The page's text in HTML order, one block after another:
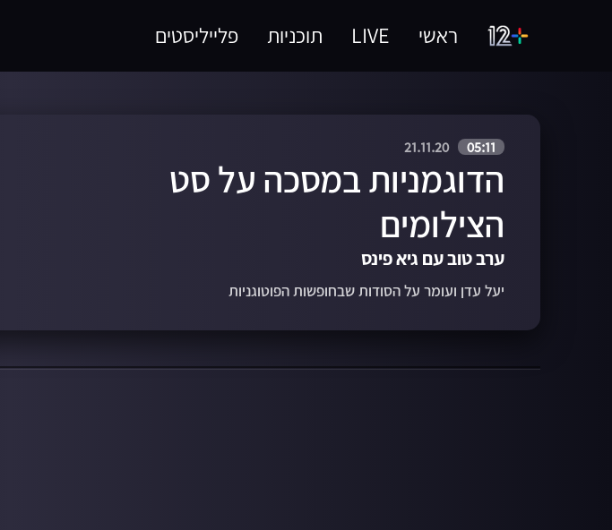
ראשי LIVE תוכניות פלייליסטים
05:11
21.11.20
הדוגמניות במסכה על סט
הצילומים
ערב טוב עם גיא פינס
יעל עדן ועומר על הסודות שבחופשות הפוטוגניות